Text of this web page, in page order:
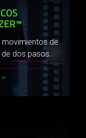
movimientos de
dos pasos.